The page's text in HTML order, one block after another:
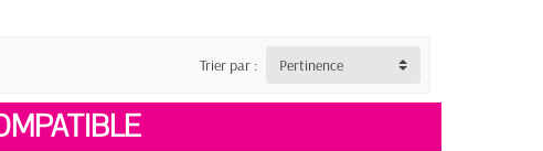
Trier par : Pertinence